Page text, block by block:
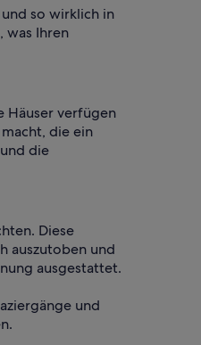
so wirklich in
was Ihren
Häuser verfügen
die ein
die
Diese
auszutoben und
ausgestattet.
und